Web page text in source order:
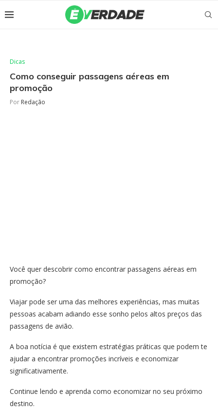
Dicas
Como conseguir passagens aéreas em
promoção
Por Redação
Você quer descobrir como encontrar passagens aéreas em
promoção?
Viajar pode ser uma das melhores experiências, mas muitas
pessoas acabam adiando esse sonho pelos altos preços das
passagens de avião.
A boa notícia é que existem estratégias práticas que podem te
ajudar a encontrar promoções incríveis e economizar
significativamente.
Continue lendo e aprenda como economizar no seu próximo
destino.